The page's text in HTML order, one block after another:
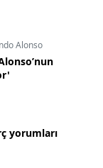
Alonso
yorumları